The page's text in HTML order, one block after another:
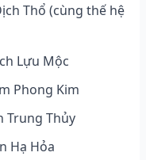
Thổ (cùng thế hệ
Lựu Mộc
Phong Kim
Trung Thủy
Hạ Hỏa